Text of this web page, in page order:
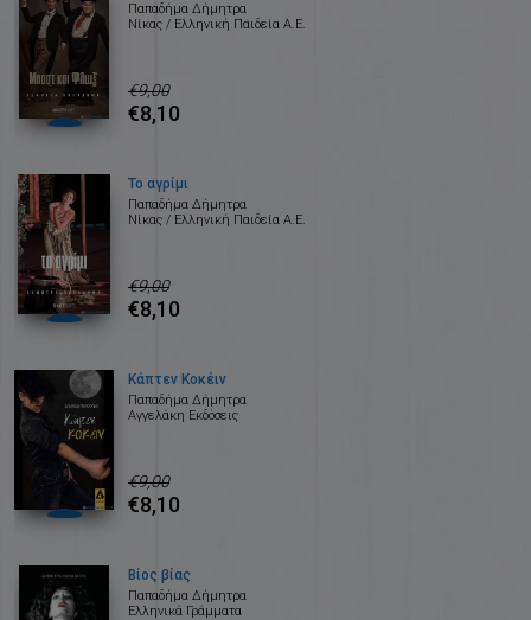
Παπαδήμα Δήμητρα
Νίκας / Ελληνική Παιδεία Α.Ε.
€9,00
€8,10
Το αγρίμι
Παπαδήμα Δήμητρα
Νίκας / Ελληνική Παιδεία Α.Ε.
€9,00
€8,10
Κάπτεν Κοκέιν
Παπαδήμα Δήμητρα
Αγγελάκη Εκδόσεις
€9,00
€8,10
Βίος βίας
Παπαδήμα Δήμητρα
Ελληνικά Γράμματα